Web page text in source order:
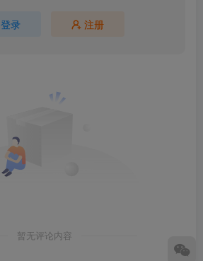
登录 注册
暂无评论内容